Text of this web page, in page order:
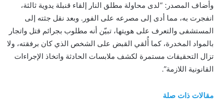
وأضاف المصدر: “لدى محاولة مطلق النار إلقاء قنبلة يدوية ثالثة،
انفجرت به، مما أدى إلى مصرعه على الفور. وبعد نقل جثته إلى
المستشفى والتعرف على هويتها، تبيّن أنه مطلوب بجرائم قتل واتجار
بالمواد المخدرة، كما أُلقي القبض على الشخص الذي كان برفقته، ولا
تزال التحقيقات مستمرة لكشف ملابسات الحادثة واتخاذ الإجراءات
القانونية اللازمة”.
مقالات ذات صلة